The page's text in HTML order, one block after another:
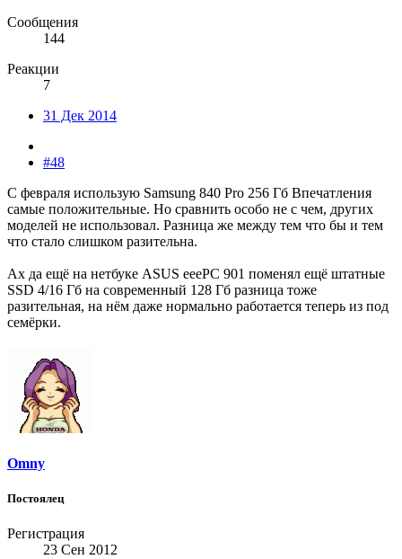
Сообщения
144
Реакции
7
31 Дек 2014
#48
С февраля использую Samsung 840 Pro 256 Гб Впечатления
самые положительные. Но сравнить особо не с чем, других
моделей не использовал. Разница же между тем что бы и тем
что стало слишком разительна.
Ах да ещё на нетбуке ASUS eeePC 901 поменял ещё штатные
SSD 4/16 Гб на современный 128 Гб разница тоже
разительная, на нём даже нормально работается теперь из под
семёрки.
Omny
Постоялец
Регистрация
23 Сен 2012